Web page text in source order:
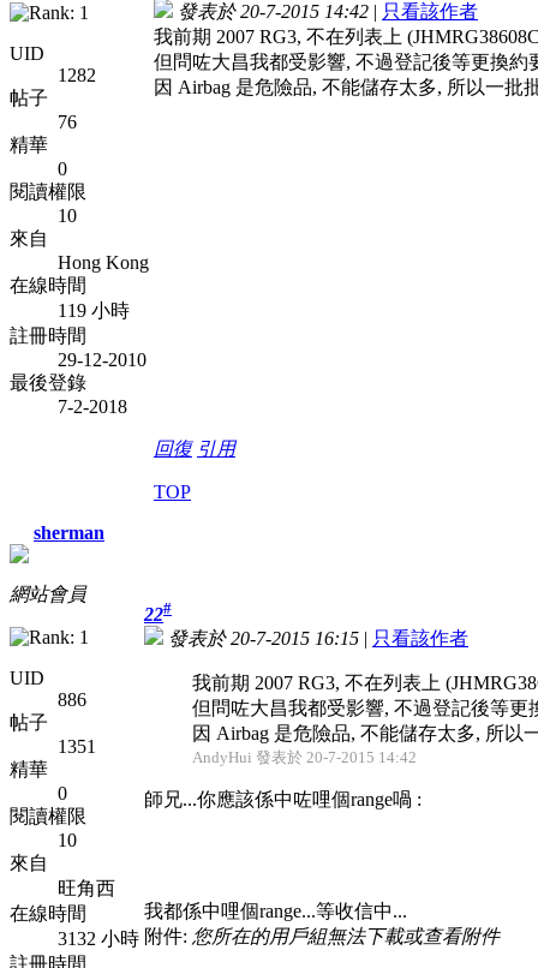
UID
1282
帖子
76
精華
0
閱讀權限
10
來自
Hong Kong
在線時間
119 小時
註冊時間
29-12-2010
最後登錄
7-2-2018
發表於 20-7-2015 14:42 | 只看該作者
我前期 2007 RG3, 不在列表上
但問咗大昌我都受影響, 不過登記後等更換約
因 Airbag 是危險品, 不能儲存太多, 所以一批
回復 引用
TOP
sherman
網站會員
UID
886
帖子
1351
精華
0
閱讀權限
10
來自
旺角西
在線時間
3132 小時
註冊時間
22#
發表於 20-7-2015 16:15 | 只看該作者
我前期 2007 RG3, 不在列表上
但問咗大昌我都受影響, 不過登記後等更
因 Airbag 是危險品, 不能儲存太多, 所以
AndyHui 發表於 20-7-2015 14:42
師兄...你應該係中咗哩個range喎 :
我都係中哩個range...等收信中...
附件: 您所在的用戶組無法下載或查看附件